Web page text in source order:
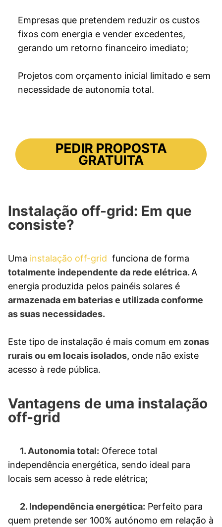
Empresas que pretendem reduzir os custos
fixos com energia e vender excedentes,
gerando um retorno financeiro imediato;
Projetos com orçamento inicial limitado e sem
necessidade de autonomia total.
Instalação off-grid: Em que
consiste?
Uma instalação off-grid funciona de forma
totalmente independente da rede elétrica.A
energia produzida pelos painéis solares é
armazenada em baterias e utilizada conforme
as suas necessidades.
Este tipo de instalação é mais comum em zonas
rurais ou em locais isolados, onde não existe
acesso à rede pública.
Vantagens de uma instalação
off-grid
1. Autonomia total: Oferece total
independência energética, sendo ideal para
locais sem acesso à rede elétrica;
2. Independência energética: Perfeito para
quem pretende ser 100% autónomo em relação à